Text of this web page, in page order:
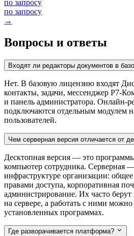
по запросу
по запросу
→
Вопросы и ответы
Входят ли редакторы документов в
Нет. В базовую лицензию входят
контакты, задачи, мессенджер Р7-
и панель администратора. Онлайн-
подключаются отдельным модулем
пользователей.
Чем серверная версия отличается от
Десктопная версия — это
компьютер сотрудника. Серверная
инфраструктуре организации:
правами доступа, корпоративная
администрирование. Их часто
на сервере, а работать с ними можно
установленных программах.
Где разворачивается платформа?